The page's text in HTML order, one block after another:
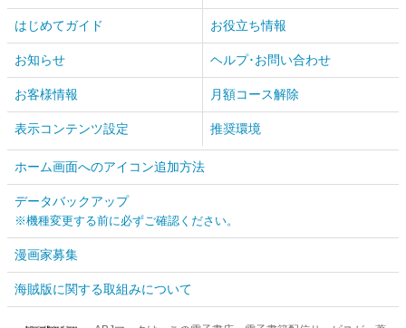
はじめてガイド お役立ち情報
お知らせ ヘルプ･お問い合わせ
お客様情報 月額コース解除
表示コンテンツ設定 推奨環境
ホーム画面へのアイコン追加方法
データバックアップ
※機種変更する前に必ずご確認ください。
漫画家募集
海賊版に関する取組みについて